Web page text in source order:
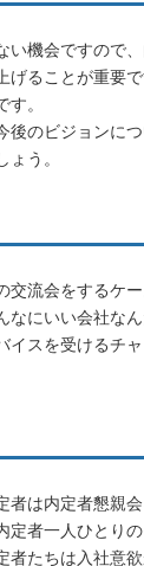
機会ですので
ることが重要
。
のビジョンに
う。
流会をするケ
にいい会社な
スを受けるチ
は内定者懇親
者一人ひとり
たちは入社意